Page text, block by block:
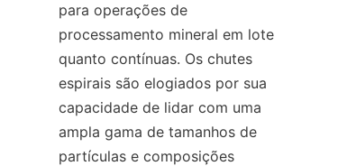
para operações de
processamento mineral em lote
quanto contínuas. Os chutes
espirais são elogiados por sua
capacidade de lidar com uma
ampla gama de tamanhos de
partículas e composições